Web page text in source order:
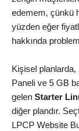
edemem, çünkü
yüzden eğer
hakkında
Kişisel
Paneli ve 5 GB
gelen Starter
diğer plandır.
LPCP Website